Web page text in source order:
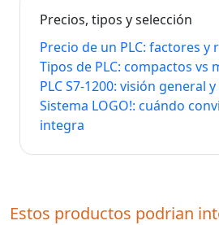
Precios, tipos y selección
Precio de un PLC: factores y
Tipos de PLC: compactos vs
PLC S7-1200: visión general
Sistema LOGO!: cuándo
integra
Estos productos podrian